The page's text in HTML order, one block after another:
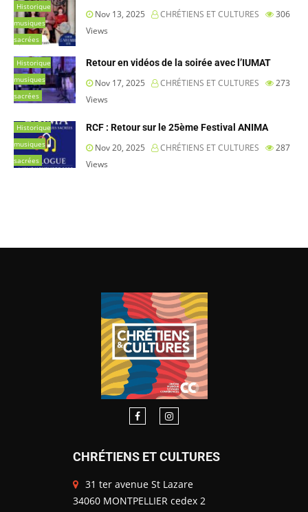
Historique
musiques
sacrées
Nov 13, 2025 CHRÉTIENS ET CULTURES
306
Views
Historique
musiques
sacrées
Retour en vidéos de la soirée avec l’IUMAT
Nov 17, 2025 CHRÉTIENS ET CULTURES
273
Views
Historique
musiques
sacrées
RCF : Retour sur le 25ème Festival ANIMA
Nov 20, 2025 CHRÉTIENS ET CULTURES
287
Views
CHRÉTIENS ET CULTURES
31 ter avenue St Lazare
34060 MONTPELLIER cedex 2